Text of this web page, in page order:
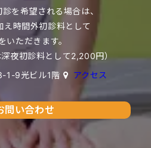
を希望される場合は、
え時間外初診料として
いただきます。
夜初診料として2,200円）
1-9光ビル1階
アクセス
問い合わせ